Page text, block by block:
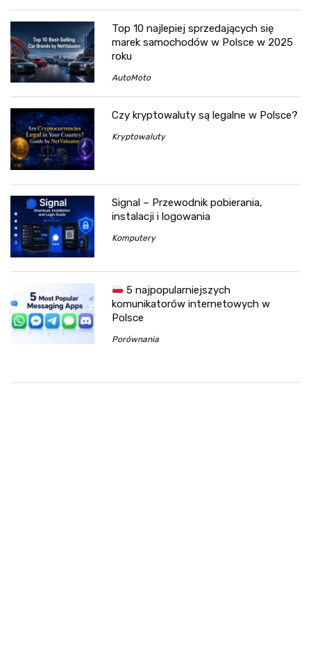
Top 10 najlepiej sprzedających się
marek samochodów w Polsce w 2025
roku
AutoMoto
Czy kryptowaluty są legalne w Polsce?
Kryptowaluty
Signal – Przewodnik pobierania,
instalacji i logowania
Komputery
5 najpopularniejszych
komunikatorów internetowych w
Polsce
Porównania